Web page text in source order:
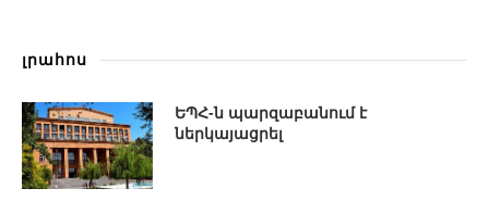
լրահոս
ԵՊՀ-ն պարզաբանում է
ներկայացրել